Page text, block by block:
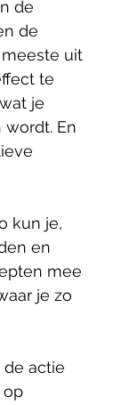
de
de
uit
te
je
En
kun je,
en
mee
je zo
de actie
op